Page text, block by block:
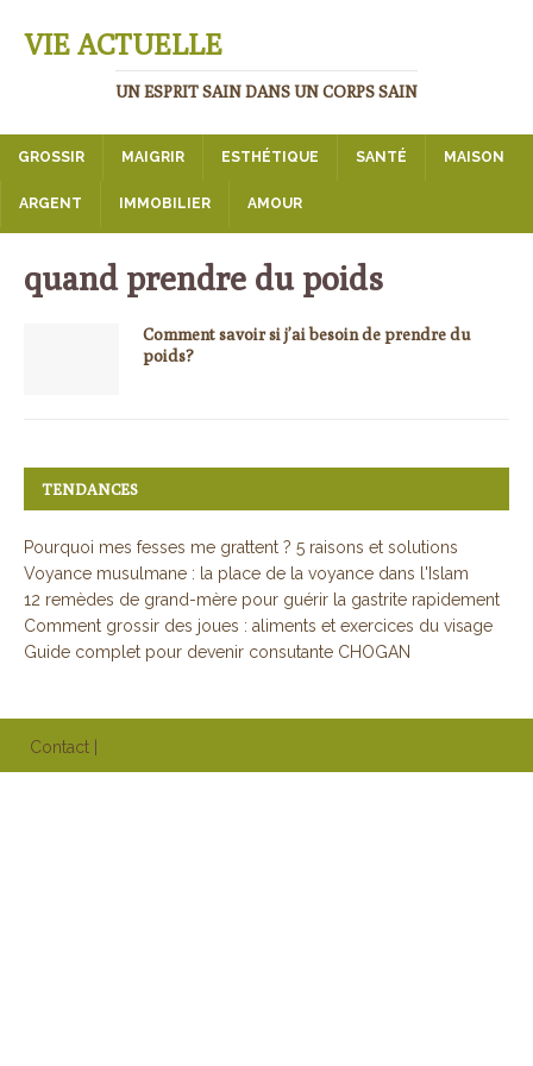
VIE ACTUELLE
UN ESPRIT SAIN DANS UN CORPS SAIN
GROSSIR MAIGRIR ESTHÉTIQUE SANTÉ MAISON
ARGENT IMMOBILIER AMOUR
quand prendre du poids
Comment savoir si j’ai besoin de prendre du
poids?
TENDANCES
Pourquoi mes fesses me grattent ? 5 raisons et solutions
Voyance musulmane : la place de la voyance dans l'Islam
12 remèdes de grand-mère pour guérir la gastrite rapidement
Comment grossir des joues : aliments et exercices du visage
Guide complet pour devenir consutante CHOGAN
Contact